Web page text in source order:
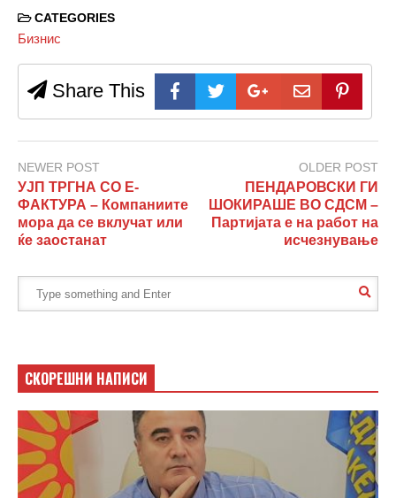
CATEGORIES
Бизнис
Share This
NEWER POST
УЈП ТРГНА СО Е-
ФАКТУРА – Компаниите
мора да се вклучат или
ќе заостанат
OLDER POST
ПЕНДАРОВСКИ ГИ
ШОКИРАШЕ ВО СДСМ –
Партијата е на работ на
исчезнување
СКОРЕШНИ НАПИСИ